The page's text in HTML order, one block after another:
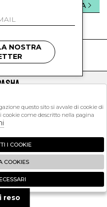
sulla privacy.
INVIA
kids
Powered by
NOSTRA
reso
questo sito si avvale di cookie di
cookie come descritto nella pagina
I COOKIE
COOKIES